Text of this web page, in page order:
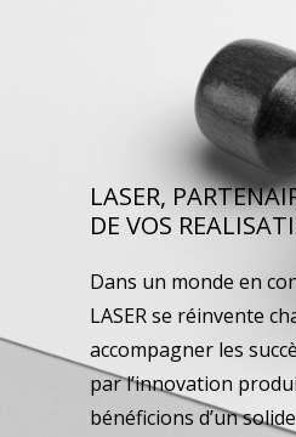
LASER,
DE VOS
Dans un monde en
LASER se réinvente
accompagner les
par l’innovation
bénéficions d’un